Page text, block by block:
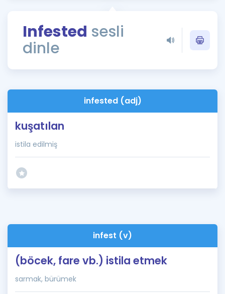
Rehberlik Aracı
ÖSYM Sınav Takvimi
İngilizce Gramer
Infested sesli
dinle
infested (adj)
kuşatılan
istila edilmiş
infest (v)
(böcek, fare vb.) istila etmek
sarmak, bürümek